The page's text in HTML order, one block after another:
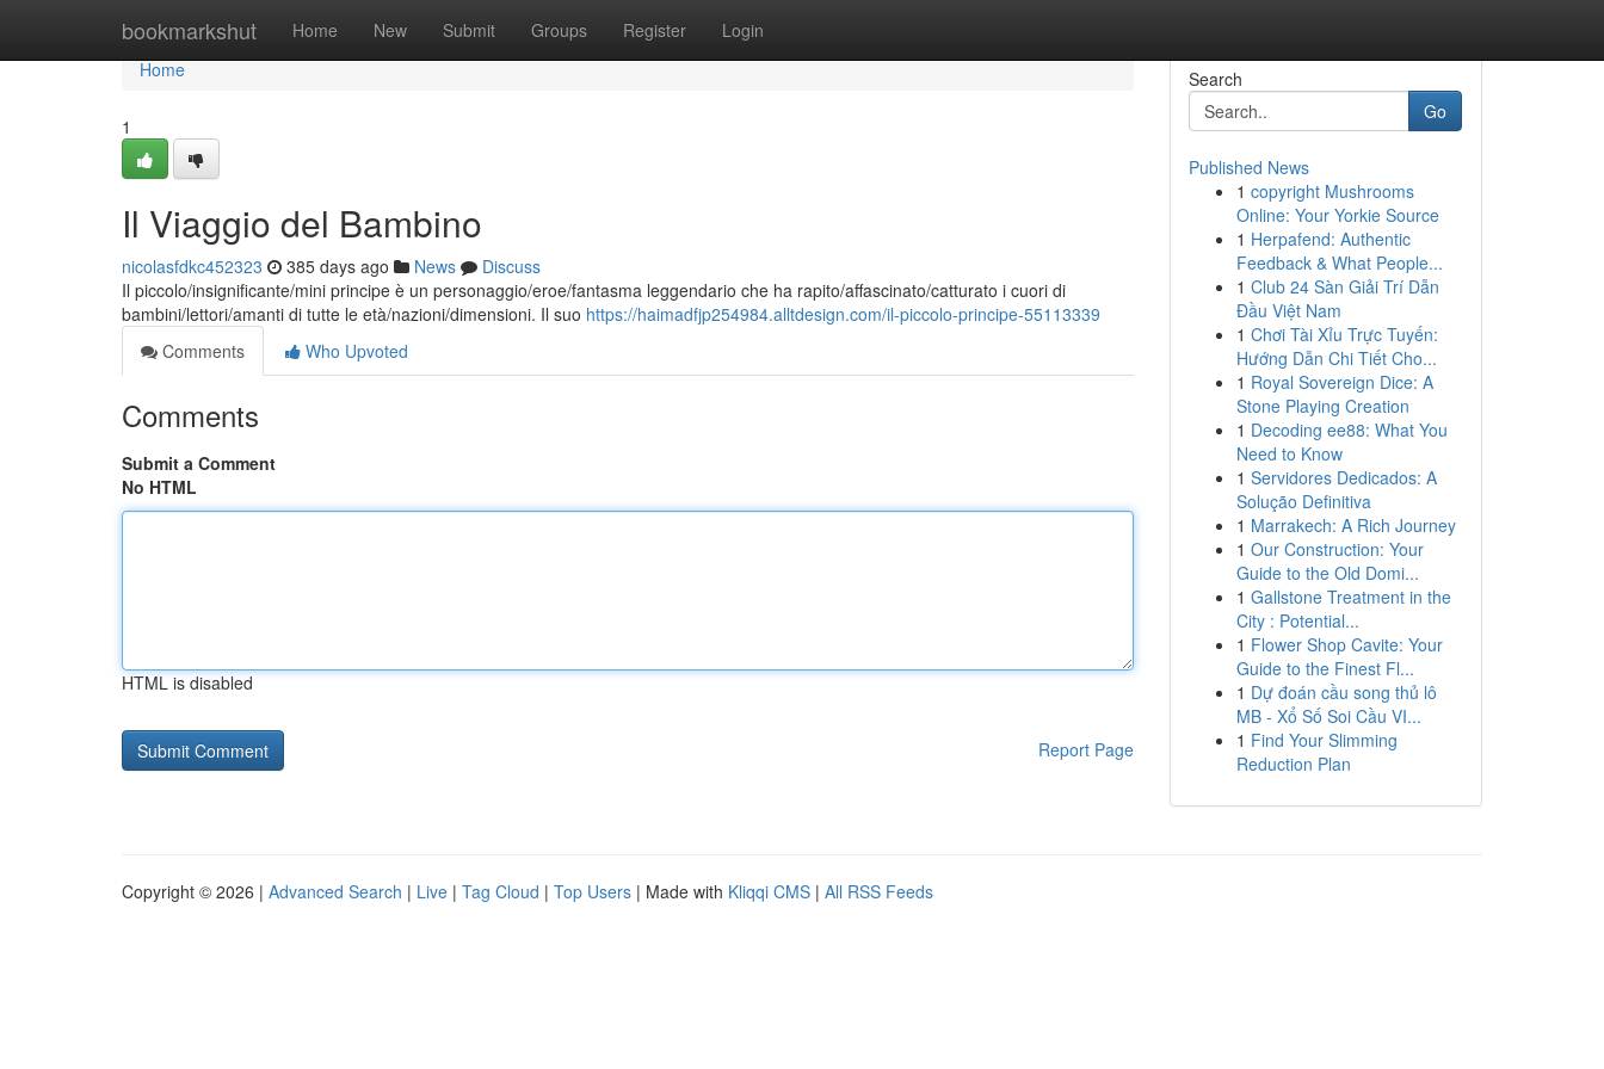
bookmarkshut Home New Submit Groups Register Login
Home
Home
1
Il Viaggio del Bambino
nicolasfdkc452323 385 days ago News
Discuss
Il piccolo/insignificante/mini principe è un personaggio/eroe/fantasma leggendario che ha rapito/affascinato/catturato i cuori di
bambini/lettori/amanti di tutte le età/nazioni/dimensioni. Il suo https://haimadfjp254984.alltdesign.com/il-piccolo-principe-55113339
Comments
Who Upvoted
Comments
Submit a Comment
No HTML
HTML is disabled
Report Page
Search
Go
Published News
1 copyright Mushrooms
Online: Your Yorkie Source
1 Herpafend: Authentic
Feedback & What People...
1 Club 24 Sàn Giải Trí Dẫn
Đầu Việt Nam
1 Chơi Tài Xỉu Trực Tuyến:
Hướng Dẫn Chi Tiết Cho...
1 Royal Sovereign Dice: A
Stone Playing Creation
1 Decoding ee88: What You
Need to Know
1 Servidores Dedicados: A
Solução Definitiva
1 Marrakech: A Rich Journey
1 Our Construction: Your
Guide to the Old Domi...
1 Gallstone Treatment in the
City : Potential...
1 Flower Shop Cavite: Your
Guide to the Finest Fl...
1 Dự đoán cầu song thủ lô
MB - Xổ Số Soi Cầu VI...
1 Find Your Slimming
Reduction Plan
Copyright © 2026 | Advanced Search | Live | Tag Cloud | Top Users | Made with Kliqqi CMS | All RSS Feeds